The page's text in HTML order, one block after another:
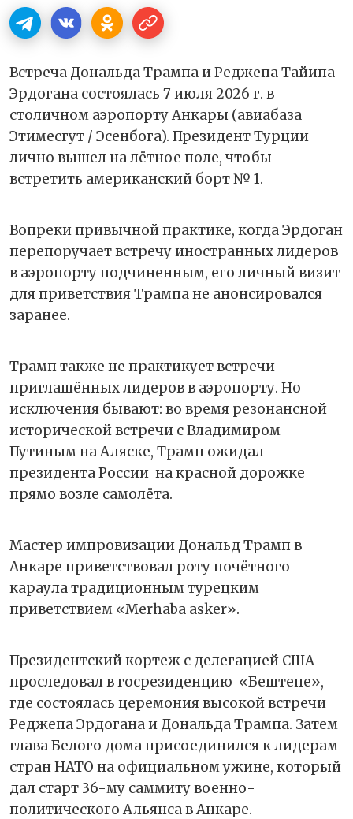
Встреча Дональда Трампа и Реджепа Тайипа
Эрдогана состоялась 7 июля 2026 г. в
столичном аэропорту Анкары (авиабаза
Этимесгут / Эсенбога). Президент Турции
лично вышел на лётное поле, чтобы
встретить американский борт № 1.
Вопреки привычной практике, когда Эрдоган
перепоручает встречу иностранных лидеров
в аэропорту подчиненным, его личный визит
для приветствия Трампа не анонсировался
заранее.
Трамп также не практикует встречи
приглашённых лидеров в аэропорту. Но
исключения бывают: во время резонансной
исторической встречи с Владимиром
Путиным на Аляске, Трамп ожидал
президента России на красной дорожке
прямо возле самолёта.
Мастер импровизации Дональд Трамп в
Анкаре приветствовал роту почётного
караула традиционным турецким
приветствием «Merhaba asker».
Президентский кортеж с делегацией США
проследовал в госрезиденцию «Бештепе»,
где состоялась церемония высокой встречи
Реджепа Эрдогана и Дональда Трампа. Затем
глава Белого дома присоединился к лидерам
стран НАТО на официальном ужине, который
дал старт 36-му саммиту военно-
политического Альянса в Анкаре.